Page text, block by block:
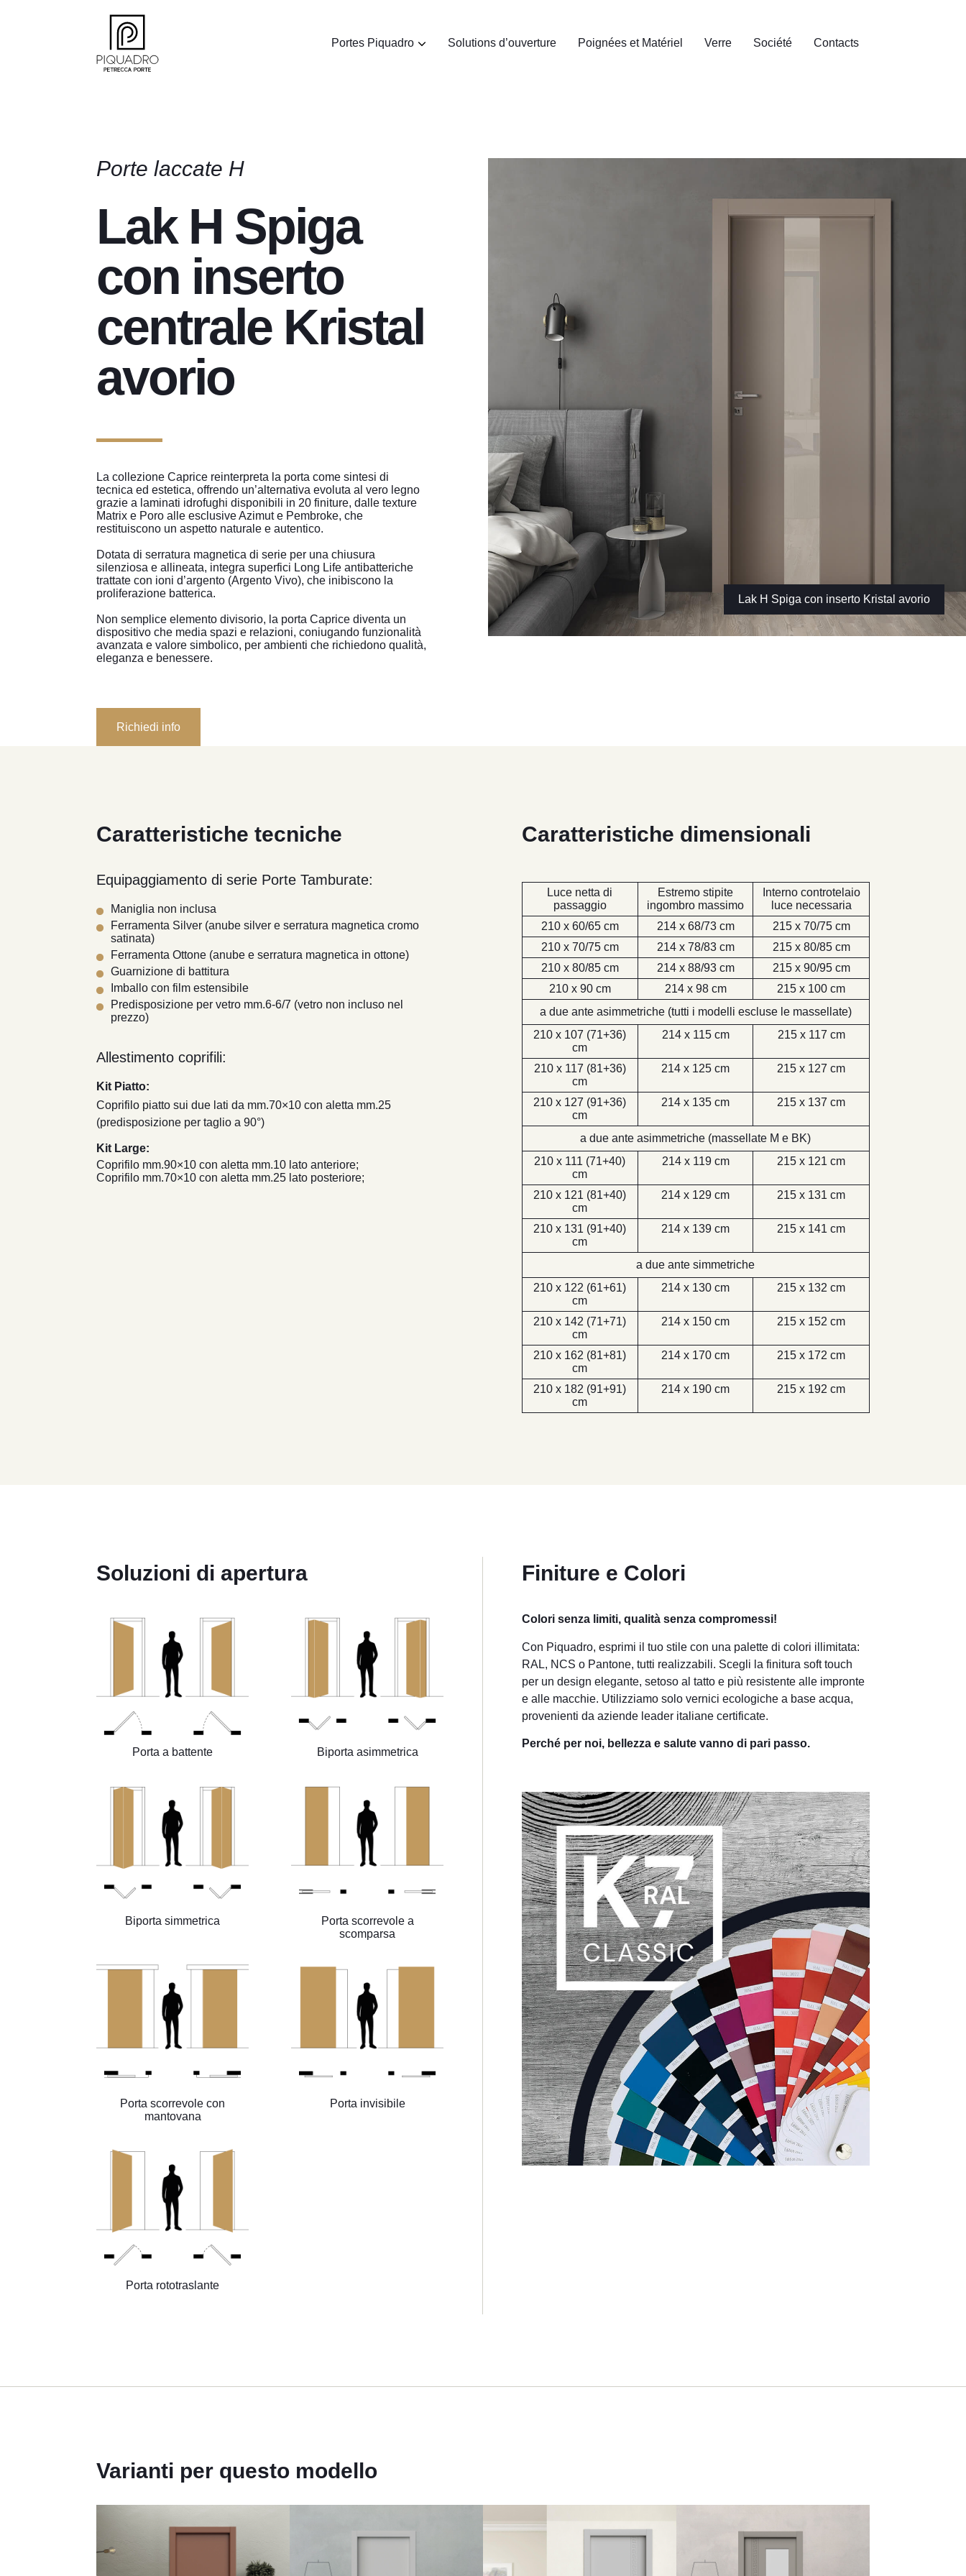
Portes Piquadro Solutions d’ouverture Poignées et Matériel Verre Société Contacts
Lak H Spiga con inserto Kristal avorio
Porte laccate H
Lak H Spiga
con inserto
centrale Kristal
avorio
La collezione Caprice reinterpreta la porta come sintesi di
tecnica ed estetica, offrendo un’alternativa evoluta al vero legno
grazie a laminati idrofughi disponibili in 20 finiture, dalle texture
Matrix e Poro alle esclusive Azimut e Pembroke, che
restituiscono un aspetto naturale e autentico.
Dotata di serratura magnetica di serie per una chiusura
silenziosa e allineata, integra superfici Long Life antibatteriche
trattate con ioni d’argento (Argento Vivo), che inibiscono la
proliferazione batterica.
Non semplice elemento divisorio, la porta Caprice diventa un
dispositivo che media spazi e relazioni, coniugando funzionalità
avanzata e valore simbolico, per ambienti che richiedono qualità,
eleganza e benessere.
Richiedi info
Caratteristiche dimensionali
Luce netta di
passaggio
Estremo stipite
ingombro massimo
Interno controtelaio
luce necessaria
210 x 60/65 cm
214 x 68/73 cm
215 x 70/75 cm
210 x 70/75 cm
214 x 78/83 cm
215 x 80/85 cm
210 x 80/85 cm
214 x 88/93 cm
215 x 90/95 cm
210 x 90 cm
214 x 98 cm
215 x 100 cm
a due ante asimmetriche (tutti i modelli escluse le massellate)
210 x 107 (71+36)
cm
214 x 115 cm 215 x 117 cm
210 x 117 (81+36)
cm
214 x 125 cm 215 x 127 cm
210 x 127 (91+36)
cm
214 x 135 cm 215 x 137 cm
a due ante asimmetriche (massellate M e BK)
210 x 111 (71+40)
cm
214 x 119 cm 215 x 121 cm
210 x 121 (81+40)
cm
214 x 129 cm 215 x 131 cm
210 x 131 (91+40)
cm
214 x 139 cm 215 x 141 cm
a due ante simmetriche
210 x 122 (61+61)
cm
214 x 130 cm 215 x 132 cm
210 x 142 (71+71)
cm
214 x 150 cm 215 x 152 cm
210 x 162 (81+81)
cm
214 x 170 cm 215 x 172 cm
210 x 182 (91+91)
cm
214 x 190 cm 215 x 192 cm
Caratteristiche tecniche
Equipaggiamento di serie Porte Tamburate:
Maniglia non inclusa
Ferramenta Silver (anube silver e serratura magnetica cromo
satinata)
Ferramenta Ottone (anube e serratura magnetica in ottone)
Guarnizione di battitura
Imballo con film estensibile
Predisposizione per vetro mm.6-6/7 (vetro non incluso nel
prezzo)
Allestimento coprifili:
Kit Piatto:
Coprifilo piatto sui due lati da mm.70×10 con aletta mm.25
(predisposizione per taglio a 90°)
Kit Large:
Coprifilo mm.90×10 con aletta mm.10 lato anteriore;
Coprifilo mm.70×10 con aletta mm.25 lato posteriore;
Soluzioni di apertura
Porta a battente Biporta asimmetrica
Biporta simmetrica
Porta scorrevole a
scomparsa
Porta scorrevole con
mantovana
Porta invisibile
Porta rototraslante
Finiture e Colori
Colori senza limiti, qualità senza compromessi!
Con Piquadro, esprimi il tuo stile con una palette di colori illimitata:
RAL, NCS o Pantone, tutti realizzabili. Scegli la finitura soft touch
per un design elegante, setoso al tatto e più resistente alle impronte
e alle macchie. Utilizziamo solo vernici ecologiche a base acqua,
provenienti da aziende leader italiane certificate.
Perché per noi, bellezza e salute vanno di pari passo.
Varianti per questo modello